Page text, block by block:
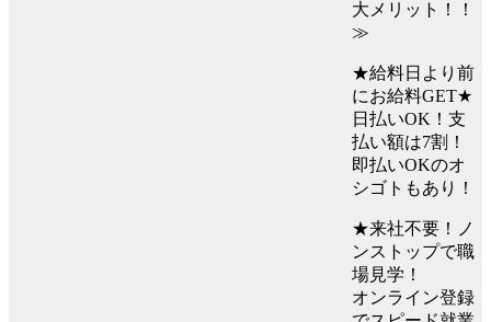
大メリット！！
≫
★給料日より前
にお給料GET★
日払いOK！支
払い額は7割！
即払いOKのオ
シゴトもあり！
★来社不要！ノ
ンストップで職
場見学！
オンライン登録